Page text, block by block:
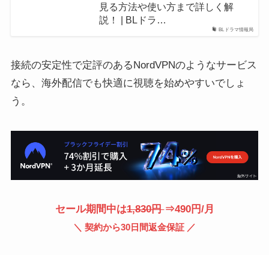
BLドラマ情報局
見る方法や使い方まで詳しく解
説！ | BLドラ…
接続の安定性で定評のあるNordVPNのようなサービス
なら、海外配信でも快適に視聴を始めやすいでしょ
う。
セール期間中は1,830円⇒490円/月
＼ 契約から30日間返金保証 ／